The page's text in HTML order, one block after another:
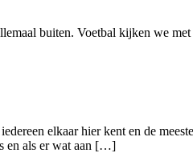
buiten. Voetbal kijken we
elkaar hier kent en de
en als er wat aan […]